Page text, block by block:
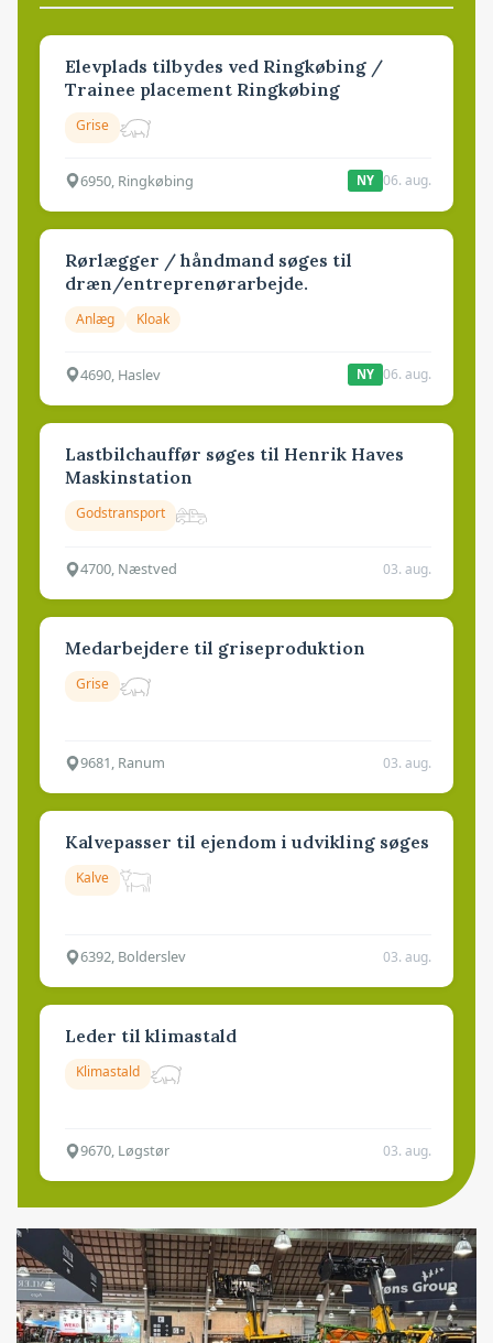
Elevplads tilbydes ved Ringkøbing /
Trainee placement Ringkøbing
Grise
6950, Ringkøbing NY 06. aug.
Rørlægger / håndmand søges til
dræn/entreprenørarbejde.
Anlæg Kloak
4690, Haslev NY 06. aug.
Lastbilchauffør søges til Henrik Haves
Maskinstation
Godstransport
4700, Næstved 03. aug.
Medarbejdere til griseproduktion
Grise
9681, Ranum 03. aug.
Kalvepasser til ejendom i udvikling søges
Kalve
6392, Bolderslev 03. aug.
Leder til klimastald
Klimastald
9670, Løgstør 03. aug.